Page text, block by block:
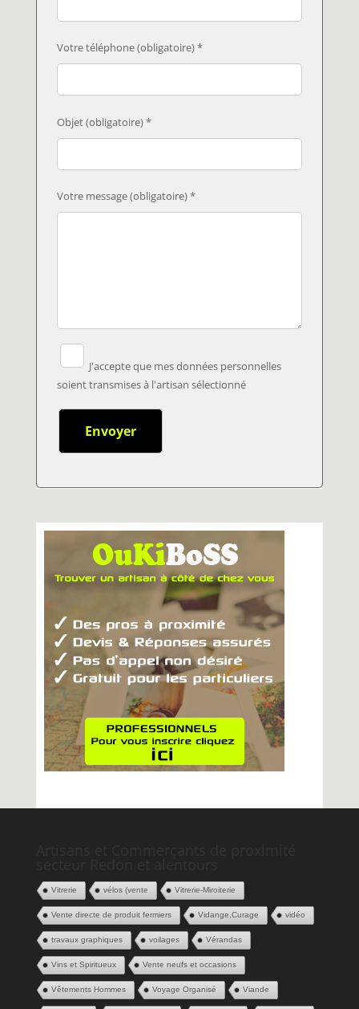
Votre téléphone (obligatoire) *
Objet (obligatoire) *
Votre message (obligatoire) *
J'accepte que mes données personnelles
soient transmises à l'artisan sélectionné
Vitrerie vélos (vente Vitrerie-Miroiterie
Vente directe de produit fermiers Vidange,Curage vidéo
travaux graphiques voilages Vérandas
Vins et Spiritueux Vente neufs et occasions
Vêtements Hommes Voyage Organisé Viande